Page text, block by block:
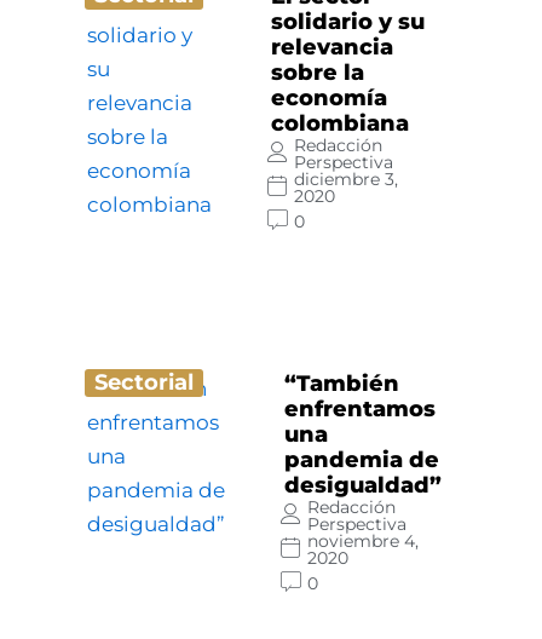
solidario y su
relevancia
sobre la
economía
colombiana
Redacción
Perspectiva
diciembre 3,
2020
0
Sectorial
“También
enfrentamos
una
pandemia de
desigualdad”
Redacción
Perspectiva
noviembre 4,
2020
0